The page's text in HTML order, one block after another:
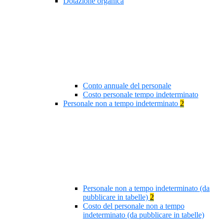
Conto annuale del personale
Costo personale tempo indeterminato
Personale non a tempo indeterminato 2
Personale non a tempo indeterminato (da
pubblicare in tabelle) 2
Costo del personale non a tempo
indeterminato (da pubblicare in tabelle)